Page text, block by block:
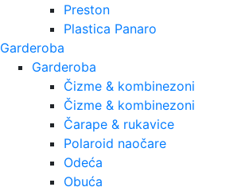
Preston
Plastica Panaro
Garderoba
Garderoba
Čizme & kombinezoni
Čizme & kombinezoni
Čarape & rukavice
Polaroid naočare
Odeća
Obuća